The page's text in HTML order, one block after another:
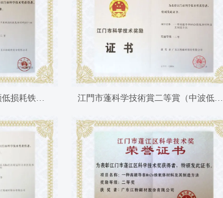
江门市科学技术奖励（中频低损耗铁氧体材料JPP-44）二等奖 江門市蓬科学技術賞二等賞（中波低損失フェライト材用JPP-44）